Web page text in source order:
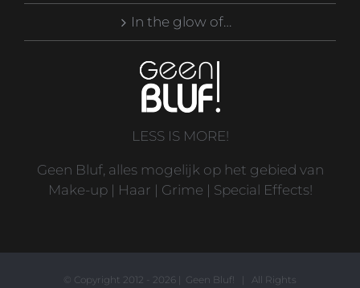
In the glow of…
LESS IS MORE!
Geen Bluf, alles mogelijk op het gebied van
Make-up | Haar | Grime | Special Effects!
© Copyright 2012 - 2026 | Geen Bluf! | All Rights